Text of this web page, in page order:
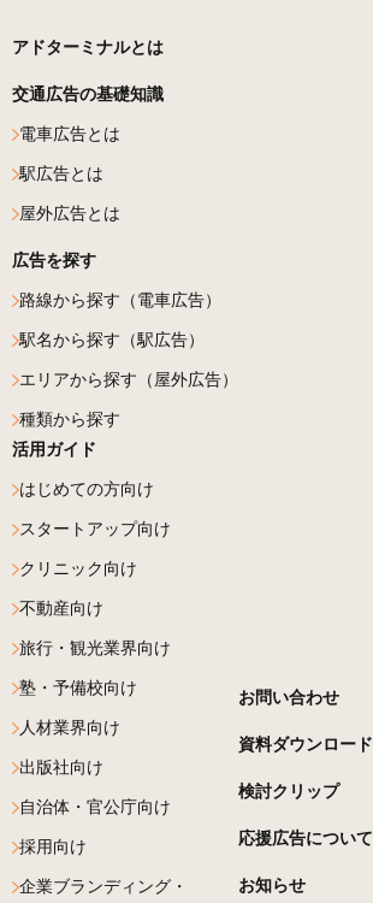
アドターミナルとは
交通広告の基礎知識
電車広告とは
駅広告とは
屋外広告とは
広告を探す
路線から探す（電車広告）
駅名から探す（駅広告）
エリアから探す（屋外広告）
種類から探す
活用ガイド
はじめての方向け
スタートアップ向け
クリニック向け
不動産向け
旅行・観光業界向け
塾・予備校向け
人材業界向け
出版社向け
自治体・官公庁向け
採用向け
企業ブランディング・
お問い合わせ
資料ダウンロード
検討クリップ
応援広告について
お知らせ